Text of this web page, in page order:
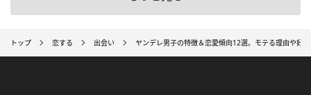
トップ 恋する 出会い ヤンデレ男子の特徴＆恋愛傾向12選。モテる理由や好